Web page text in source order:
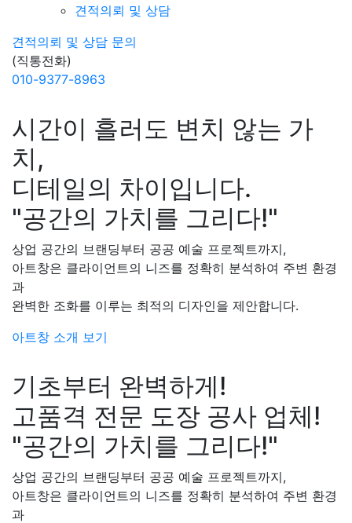
견적의뢰 및 상담
견적의뢰 및 상담 문의
(직통전화)
010-9377-8963
시간이 흘러도 변치 않는 가
치,
디테일의 차이입니다.
"공간의 가치를 그리다!"
상업 공간의 브랜딩부터 공공 예술 프로젝트까지,
아트창은 클라이언트의 니즈를 정확히 분석하여 주변 환경
과
완벽한 조화를 이루는 최적의 디자인을 제안합니다.
아트창 소개 보기
기초부터 완벽하게!
고품격 전문 도장 공사 업체!
"공간의 가치를 그리다!"
상업 공간의 브랜딩부터 공공 예술 프로젝트까지,
아트창은 클라이언트의 니즈를 정확히 분석하여 주변 환경
과